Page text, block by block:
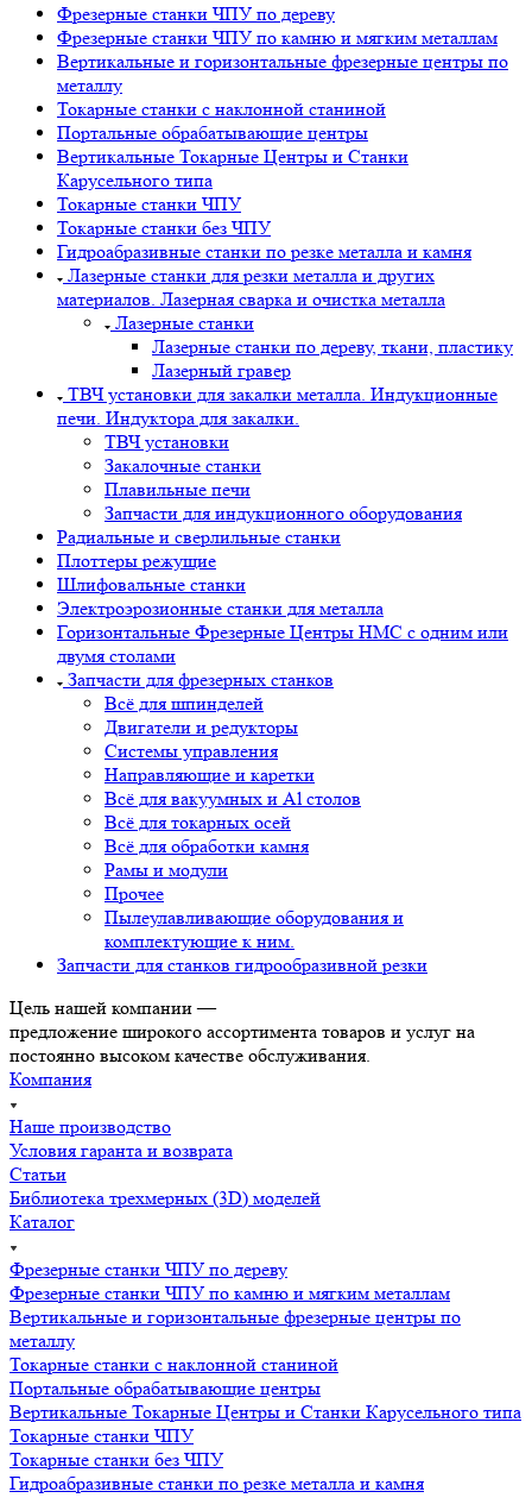
Фрезерные станки ЧПУ по дереву
Фрезерные станки ЧПУ по камню и мягким металлам
Вертикальные и горизонтальные фрезерные центры по
металлу
Токарные станки с наклонной станиной
Портальные обрабатывающие центры
Вертикальные Токарные Центры и Станки
Карусельного типа
Токарные станки ЧПУ
Токарные станки без ЧПУ
Гидроабразивные станки по резке металла и камня
Лазерные станки для резки металла и других
материалов. Лазерная сварка и очистка металла
Лазерные станки
Лазерные станки по дереву, ткани, пластику
Лазерный гравер
ТВЧ установки для закалки металла. Индукционные
печи. Индуктора для закалки.
ТВЧ установки
Закалочные станки
Плавильные печи
Запчасти для индукционного оборудования
Радиальные и сверлильные станки
Плоттеры режущие
Шлифовальные станки
Электроэрозионные станки для металла
Горизонтальные Фрезерные Центры HMC с одним или
двумя столами
Запчасти для фрезерных станков
Всё для шпинделей
Двигатели и редукторы
Системы управления
Направляющие и каретки
Всё для вакуумных и Al столов
Всё для токарных осей
Всё для обработки камня
Рамы и модули
Прочее
Пылеулавливающие оборудования и
комплектующие к ним.
Запчасти для станков гидрообразивной резки
Цель нашей компании —
предложение широкого ассортимента товаров и услуг на
постоянно высоком качестве обслуживания.
Компания
Наше производство
Условия гаранта и возврата
Статьи
Библиотека трехмерных (3D) моделей
Каталог
Фрезерные станки ЧПУ по дереву
Фрезерные станки ЧПУ по камню и мягким металлам
Вертикальные и горизонтальные фрезерные центры по
металлу
Токарные станки с наклонной станиной
Портальные обрабатывающие центры
Вертикальные Токарные Центры и Станки Карусельного типа
Токарные станки ЧПУ
Токарные станки без ЧПУ
Гидроабразивные станки по резке металла и камня